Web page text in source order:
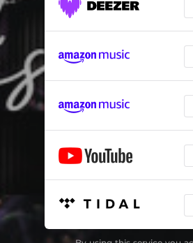
Taça de Pranto - Ao Vivo
Página de Amigos - Ao
Mil Corações - Ao Vivo
Peão de Vitrine - Ao Vivo
Vai Pescar Moçada - Ao